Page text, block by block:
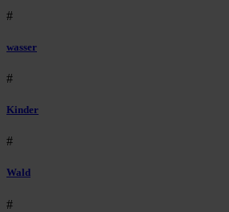
#
wasser
#
Kinder
#
Wald
#